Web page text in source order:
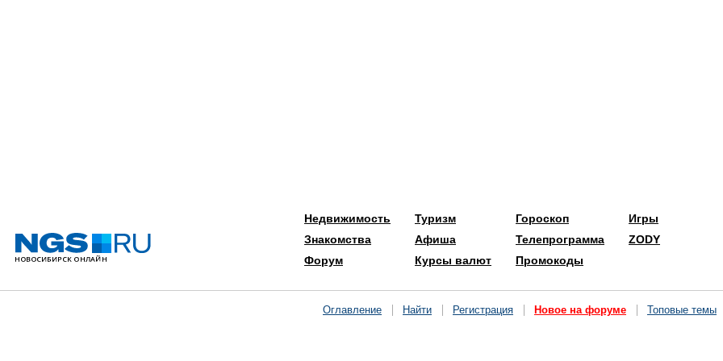
Недвижимость
Знакомства
Форум
Туризм
Афиша
Курсы валют
Гороскоп
Телепрограмма
Промокоды
Игры
ZODY
Оглавление Найти Регистрация Новое на форуме Топовые темы